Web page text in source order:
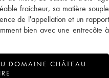
fraîcheur, sa matière souple
de l'appellation et un rapport
bien avec une entrecôte à
DOMAINE CHÂTEAU